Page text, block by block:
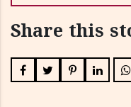
Share this